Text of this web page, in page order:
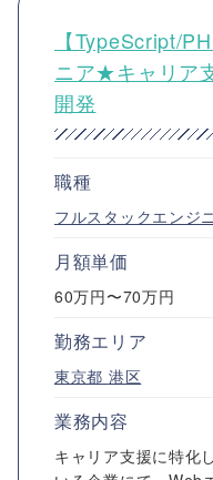
【TypeScript/
ニア★キャリア
開発
職種
フルスタックエンジ
月額単価
60万円〜70万円
勤務エリア
東京都 港区
業務内容
キャリア支援に特化